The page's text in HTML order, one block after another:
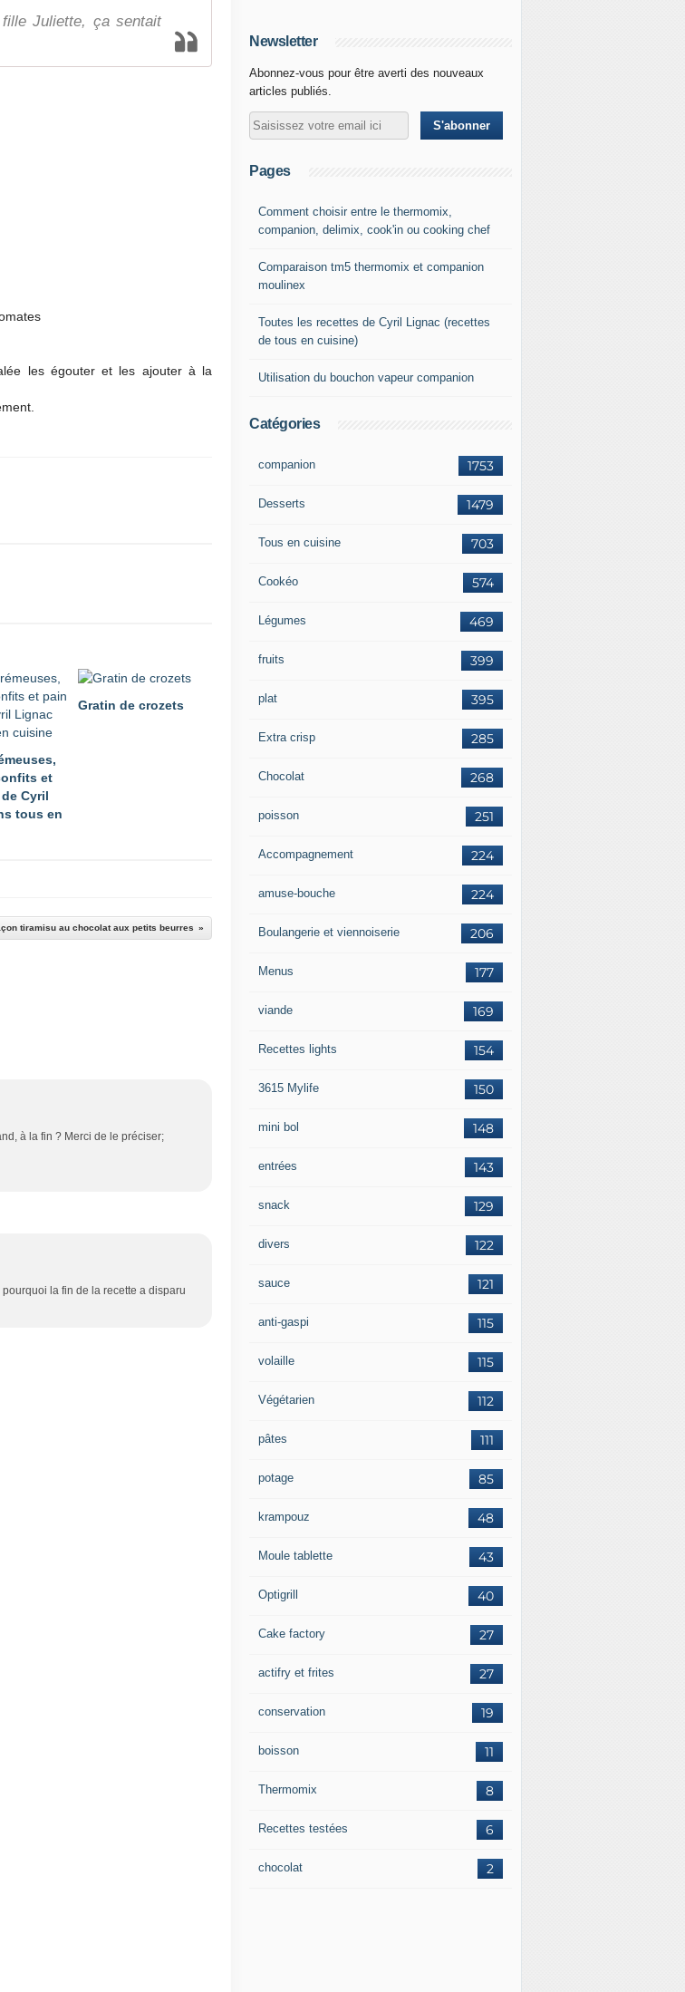
Juliette, ça sentait
les égouter et les ajouter à la
et
Cyril
tous en
Gratin de crozets
tiramisu au chocolat aux petits beurres
à la fin ? Merci de le préciser;
la fin de la recette a disparu
Newsletter
Abonnez-vous pour être averti des nouveaux
articles publiés.
Pages
Comment choisir entre le thermomix,
companion, delimix, cook'in ou cooking chef
Comparaison tm5 thermomix et companion
moulinex
Toutes les recettes de Cyril Lignac (recettes
de tous en cuisine)
Utilisation du bouchon vapeur companion
Catégories
1753
companion
1479
Desserts
703
Tous en cuisine
574
Cookéo
469
Légumes
399
fruits
395
plat
285
Extra crisp
268
Chocolat
251
poisson
224
Accompagnement
224
amuse-bouche
206
Boulangerie et viennoiserie
177
Menus
169
viande
154
Recettes lights
150
3615 Mylife
148
mini bol
143
entrées
129
snack
122
divers
121
sauce
115
anti-gaspi
115
volaille
112
Végétarien
111
pâtes
85
potage
48
krampouz
43
Moule tablette
40
Optigrill
27
Cake factory
27
actifry et frites
19
conservation
11
boisson
8
Thermomix
6
Recettes testées
2
chocolat